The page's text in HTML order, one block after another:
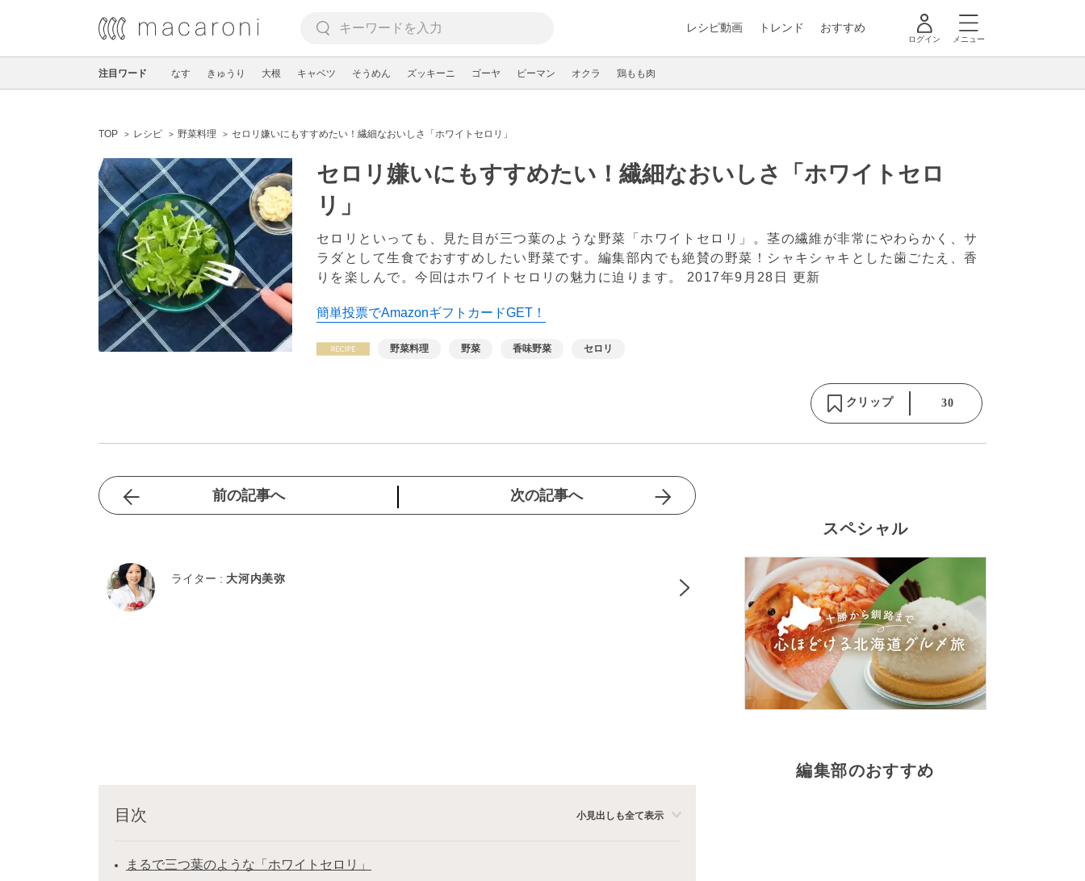
レシピ動画 トレンド おすすめ
ログイン メニュー
注目ワード なす きゅうり 大根 キャベツ そうめん ズッキーニ ゴーヤ ピーマン オクラ 鶏もも肉
TOP レシピ 野菜料理 セロリ嫌いにもすすめたい！繊細なおいしさ「ホワイトセロリ」
セロリ嫌いにもすすめたい！繊細なおいしさ「ホワイトセロ
リ」
セロリといっても、見た目が三つ葉のような野菜「ホワイトセロリ」。茎の繊維が非常にやわらかく、サ
ラダとして生食でおすすめしたい野菜です。編集部内でも絶賛の野菜！シャキシャキとした歯ごたえ、香
りを楽しんで。今回はホワイトセロリの魅力に迫ります。 2017年9月28日 更新
簡単投票でAmazonギフトカードGET！
野菜料理 野菜 香味野菜 セロリ
クリップ 30
前の記事へ 次の記事へ
ライター : 大河内美弥
目次 小見出しも全て表示
まるで三つ葉のような「ホワイトセロリ」
スペシャル
編集部のおすすめ